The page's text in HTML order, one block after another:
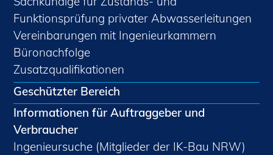
Funktionsprüfung privater Abwasserleitungen
Vereinbarungen mit Ingenieurkammern
Büronachfolge
Zusatzqualifikationen
Geschützter Bereich
Informationen für Auftraggeber und
Verbraucher
Ingenieursuche (Mitglieder der IK-Bau NRW)